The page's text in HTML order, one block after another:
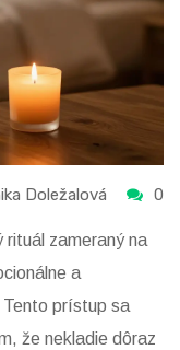
Doležalová 0
rituál zameraný na
a
Tento prístup sa
že nekladie dôraz